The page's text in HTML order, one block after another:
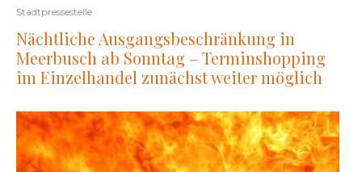
Stadtpressestelle
Nächtliche Ausgangsbeschränkung in
Meerbusch ab Sonntag – Terminshopping
im Einzelhandel zunächst weiter möglich